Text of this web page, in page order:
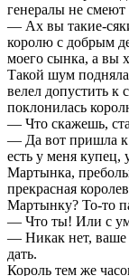
генералы не
— Ах вы такие-
королю с добрым
моего сынка, а вы
Такой шум
велел допустить к
поклонилась
— Что скажешь,
— Да вот пришла к
есть у меня
Мартынка,
прекрасная
Мартынку? То-то
— Что ты! Или с
— Никак нет, ваше
дать.
Король тем же